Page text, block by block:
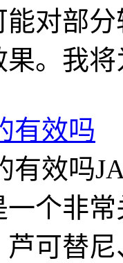
能对部
果。我
有效吗
有效吗
个非
可替